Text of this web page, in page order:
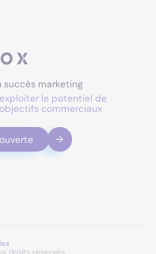
succès marketing
le potentiel de
commerciaux
droits réservés.